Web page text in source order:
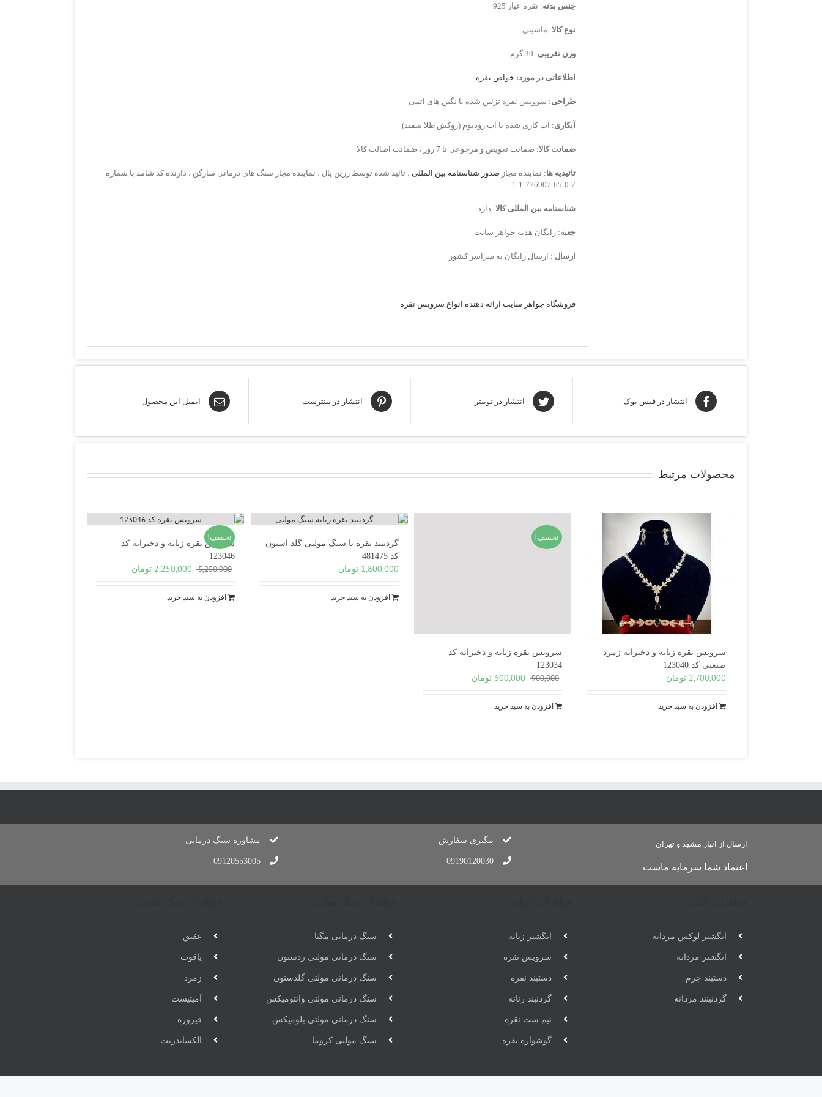
جنس بدنه: نقره عیار 925
نوع کالا: ماشینی
وزن تقریبی: 30 گرم
اطلاعاتی در مورد: خواص نقره
طراحی: سرویس نقره تزئین شده با نگین های اتمی
آبکاری: آب کاری شده با آب رودیوم (روکش طلا سفید)
ضمانت کالا: ضمانت تعویض و مرجوعی تا 7 روز ، ضمانت اصالت کالا
تائیدیه ها: نماینده مجاز صدور شناسنامه بین المللی ، تائید شده توسط زرین پال ، نماینده مجاز سنگ های درمانی سارگن ، دارنده کد شامد با شماره
7-0-65-776907-1-1
شناسنامه بین المللی کالا: دارد
جعبه: رایگان هدیه جواهر سایت
ارسال : ارسال رایگان به سراسر کشور
فروشگاه جواهر سایت ارائه دهنده انواع سرویس نقره
انتشار در فیس بوک انتشار در توییتر انتشار در پینترست ایمیل این محصول
محصولات مرتبط
سرویس نقره زنانه و دخترانه زمرد
صنعتی کد 123040
2,700,000 تومان
افزودن به سبد خرید
تخفیف!
سرویس نقره زنانه و دخترانه کد
123034
900,000
قیمت
بود.
600,000 تومان
افزودن به سبد خرید
گردنبند نقره با سنگ مولتی گلد استون
کد 481475
1,800,000 تومان
افزودن به سبد خرید
تخفیف!
سرویس نقره زنانه و دخترانه کد
123046
5,250,000
قیمت
بود.
2,250,000 تومان
افزودن به سبد خرید
ارسال از انبار مشهد و تهران
اعتماد شما سرمایه ماست
پیگیری سفارش
09190120030
مشاوره سنگ درمانی
09120553005
انگشتر لوکس مردانه
انگشتر مردانه
دستبند چرم
گردنبنند مردانه
انگشتر زنانه
سرویس نقره
دستبند نقره
گردنبند زنانه
نیم ست نقره
گوشواره نقره
سنگ درمانی مگنا
سنگ درمانی مولتی ردستون
سنگ درمانی مولتی گلدستون
سنگ درمانی مولتی وانتومیکس
سنگ درمانی مولتی بلومیکس
سنگ مولتی کروما
عقیق
یاقوت
زمرد
آمیتیست
فیروزه
الکساندریت